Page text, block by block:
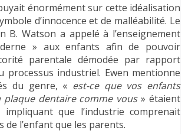
énormément sur cette idéalisation
d’innocence et de malléabilité. Le
B. Watson a appelé à l’enseignement
» aux enfants afin de pouvoir
parentale démodée par rapport
processus industriel. Ewen mentionne
du genre, « est-ce que vos enfants
dentaire comme vous» étaient
que l’industrie comprenait
de l’enfant que les parents.